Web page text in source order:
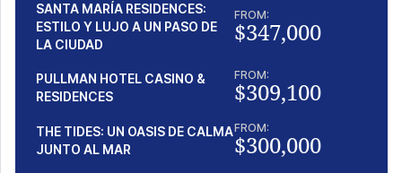
SANTA MARÍA RESIDENCES:
ESTILO Y LUJO A UN PASO DE
LA CIUDAD
FROM:
$347,000
PULLMAN HOTEL CASINO &
RESIDENCES
FROM:
$309,100
THE TIDES: UN OASIS DE CALMA
JUNTO AL MAR
FROM:
$300,000